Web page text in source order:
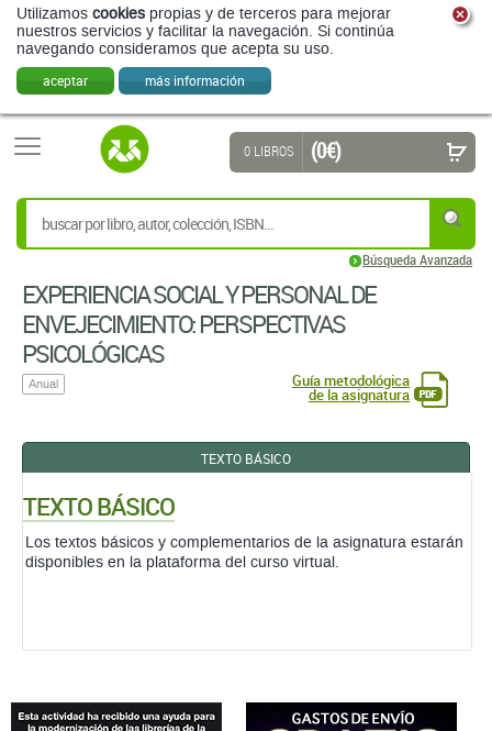
Utilizamos cookies propias y de terceros para mejorar
nuestros servicios y facilitar la navegación. Si continúa
navegando consideramos que acepta su uso.
aceptar más información
Búsqueda Avanzada
0 LIBROS (0 €)
EXPERIENCIA SOCIAL Y PERSONAL DE
ENVEJECIMIENTO: PERSPECTIVAS
PSICOLÓGICAS
Anual Guía metodológica
de la asignatura
TEXTO BÁSICO
TEXTO BÁSICO
Los textos básicos y complementarios de la asignatura estarán
disponibles en la plataforma del curso virtual.